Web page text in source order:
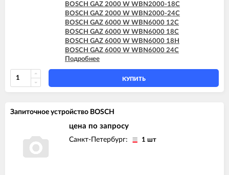
BOSCH GAZ 2000 W WBN2000-18C
BOSCH GAZ 2000 W WBN2000-24C
BOSCH GAZ 6000 W WBN6000 12C
BOSCH GAZ 6000 W WBN6000 18C
BOSCH GAZ 6000 W WBN6000 18H
BOSCH GAZ 6000 W WBN6000 24C
BOSCH GAZ 6000 W WBN6000 24H
BOSCH GAZ 6000 W WBN6000 28C
BOSCH GAZ 6000 W WBN6000 28H
BOSCH GAZ 6000 W WBN6000 35C
BOSCH GAZ 7000 W ZSC 24-3MFK
BOSCH GAZ 7000 W ZSC 35-3MFA
BOSCH GAZ 7000 W ZWC 24-3MFK
Подробнее
КУПИТЬ
Запиточное устройство BOSCH
цена по запросу
Санкт-Петербург: 1 шт